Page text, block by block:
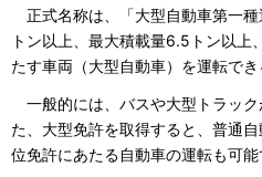
正式名称は、「大型自動車第一種
トン以上、最大積載量6.5トン以
たす車両（大型自動車）を運転でき
一般的には、バスや大型トラッ
た、大型免許を取得すると、普通
位免許にあたる自動車の運転も可能